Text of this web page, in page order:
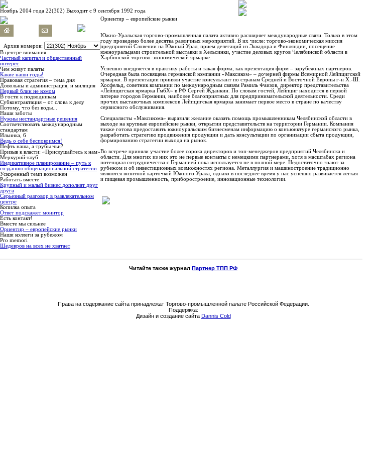
Ноябрь 2004 года 22(302) Выходит с 9 сентября 1992 года
Архив номеров:
В центре внимания
Частный капитал и общественный
интерес
Чем живут палаты
Какие наши годы!
Правовая стратегия – тема дня
Довольны и администрация, и милиция
Первый блин не комом
В гости к подводникам
Субконтрактация – от слова к делу
Потому, что без воды...
Наши заботы
Нужны нестандартные решения
Соответствовать международным
стандартам
Ильинка, 6
Ведь о себе беспокоимся!
Нефть наша, а трубы чьи?
Призыв к власти: «Прислушайтесь к нам»
Меркурий-клуб
Индикативное планирование – путь к
созданию общенациональной стратегии
Ускоренный темп возможен
Работать вместе
Крупный и малый бизнес дополнят друг
друга
Серьезный разговор в развлекательном
центре
Копилка опыта
Ответ подскажет монитор
Есть контакт!
Вместе мы сильнее
Ориентир – европейские рынки
Наши коллеги за рубежом
Pro memori
Шедевров на всех не хватает
Ориентир – европейские рынки
Южно-Уральская торгово-промышленная палата активно расширяет международные связи. Только в этом
году проведено более десятка различных мероприятий. В их числе: торгово-экономическая миссия
предприятий Словении на Южный Урал, прием делегаций из Эквадора и Финляндии, посещение
южноуральцами строительной выставки в Хельсинки, участие деловых кругов Челябинской области в
Харбинской торгово-экономической ярмарке.
Успешно внедряется в практику работы и такая форма, как презентация фирм – зарубежных партнеров.
Очередная была посвящена германской компании «Максиком» – дочерней фирмы Всемирной Лейпцигской
ярмарки. В презентации приняли участие консультант по странам Средней и Восточной Европы г-н Х.-Ш.
Хосфельд, советник компании по международным связям Рамиль Фаизов, директор представительства
«Лейпцигская ярмарка ГмбХ» в РФ Сергей Жданкин. По словам гостей, Лейпциг находится в первой
пятерке городов Германии, наиболее благоприятных для предпринимательской деятельности. Среди
прочих выставочных комплексов Лейпцигская ярмарка занимает первое место в стране по качеству
сервисного обслуживания.
Специалисты «Максикома» выразили желание оказать помощь промышленникам Челябинской области в
выходе на крупные европейские рынки, открытии представительств на территории Германии. Компания
также готова предоставить южноуральским бизнесменам информацию о конъюнктуре германского рынка,
разработать стратегию продвижения продукции и дать консультации по организации сбыта продукции,
формированию стратегии выхода на рынок.
Во встрече приняли участие более сорока директоров и топ-менеджеров предприятий Челябинска и
области. Для многих из них это не первые контакты с немецкими партнерами, хотя в масштабах региона
потенциал сотрудничества с Германией пока используется не в полной мере. Недостаточно знают за
рубежом и об инвестиционных возможностях региона. Металлургия и машиностроение традиционно
являются визитной карточкой Южного Урала, однако в последнее время у нас успешно развивается легкая
и пищевая промышленность, приборостроение, инновационные технологии.
Читайте также журнал Партнер ТПП РФ
Права на содержание сайта принадлежат Торгово-промышленной палате Российской Федерации.
Поддержка:
Дизайн и создание сайта Dannis Cold